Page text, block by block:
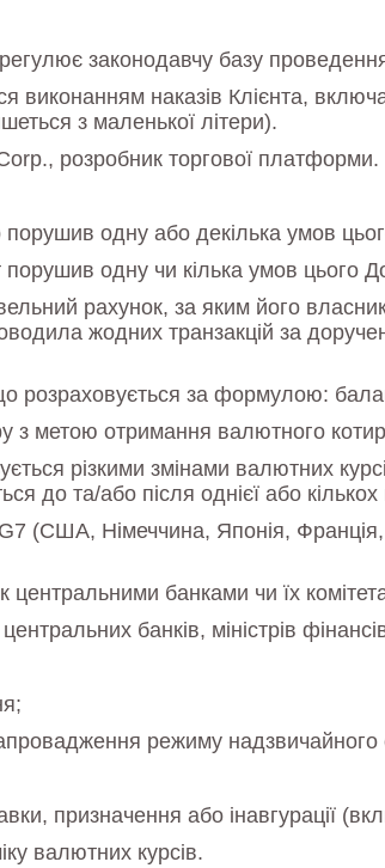
законодавчу базу
виконанням наказів Клієнта,
з маленької літери).
розробник торгової платформи.
одну або декілька умов
одну чи кілька умов цього
рахунок, за яким його
жодних транзакцій за
розраховується за формулою:
з метою отримання валютного
різкими змінами валютних
до та/або після однієї або кількох
G7 (США, Німеччина, Японія,
банками чи їх
банків, міністрів
режиму надзвичайного
призначення або інавгурації
валютних курсів.